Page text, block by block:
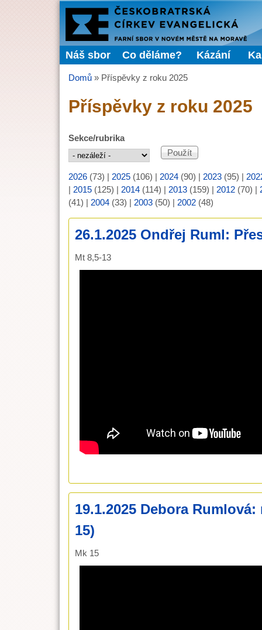
FARNÍ
SBOR
ČCE
Hlavní menu
Náš sbor Co děláme? Kázání
Jste zde
Domů » Příspěvky z roku 2025
Příspěvky z roku 2025
Sekce/rubrika
2026 (73) | 2025 (106) | 2024 (90) | 2023 (95) |
| 2015 (125) | 2014 (114) | 2013 (159) | 2012 (70) |
(41) | 2004 (33) | 2003 (50) | 2002 (48)
26.1.2025 Ondřej Ruml:
Mt 8,5-13
19.1.2025 Debora
15)
Mk 15